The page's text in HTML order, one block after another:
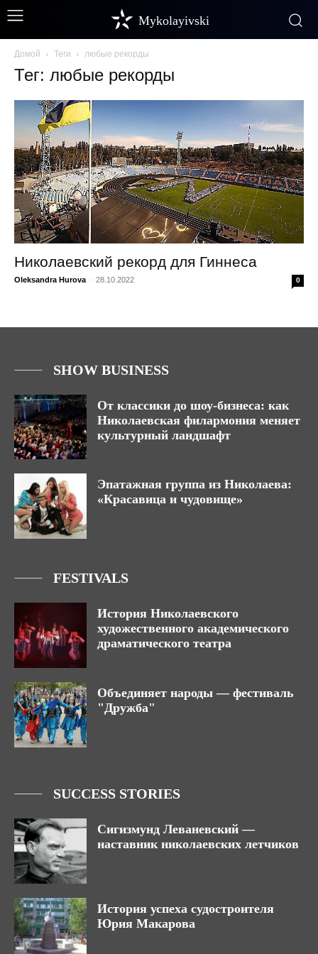
Mykolayivski
Домой Теги любые рекорды
Тег: любые рекорды
Николаевский рекорд для Гиннеса
Oleksandra Hurova - 28.10.2022 0
SHOW BUSINESS
От классики до шоу-бизнеса: как
Николаевская филармония меняет
культурный ландшафт
Эпатажная группа из Николаева:
«Красавица и чудовище»
FESTIVALS
История Николаевского
художественного академического
драматического театра
Объединяет народы — фестиваль
"Дружба"
SUCCESS STORIES
Сигизмунд Леваневский —
наставник николаевских летчиков
История успеха судостроителя
Юрия Макарова